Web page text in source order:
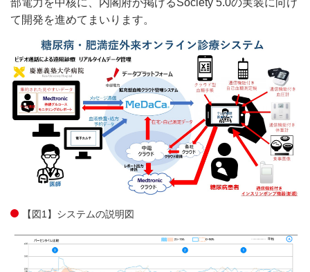
部電力を中核に、内閣府が掲げるSociety 5.0の実装に向け
て開発を進めてまいります。
【図1】システムの説明図